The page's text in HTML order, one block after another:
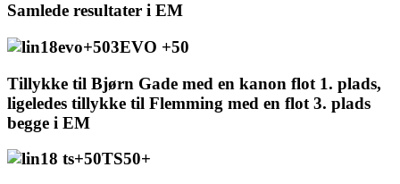
Samlede resultater i EM
EVO +50
Tillykke til Bjørn Gade med en kanon flot 1. plads,
ligeledes tillykke til Flemming med en flot 3. plads
begge i EM
TS50+